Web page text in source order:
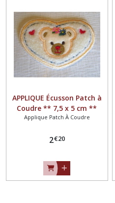
APPLIQUE Écusson Patch à
Coudre ** 7,5 x 5 cm **
COEUR TÊTE OURSON
Applique Patch À Coudre
2€20